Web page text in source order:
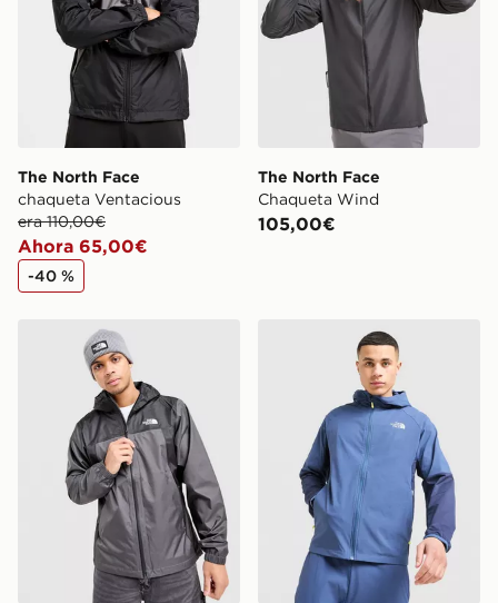
The North Face
chaqueta Ventacious
era 110,00€
Ahora 65,00€
-40 %
The North Face
Chaqueta Wind
105,00€
The North Face chaqueta OSTThe North Face Chaqueta